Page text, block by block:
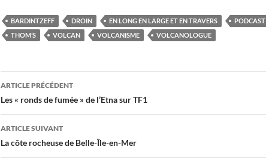
BARDINTZEFF DROIN EN LONG EN LARGE ET EN TRAVERS
PODCAST
THOM’S
VOLCAN VOLCANISME VOLCANOLOGUE
Navigation
des
articles
ARTICLE PRÉCÉDENT
Les « ronds de fumée » de l’Etna sur TF1
ARTICLE SUIVANT
La côte rocheuse de Belle-Île-en-Mer